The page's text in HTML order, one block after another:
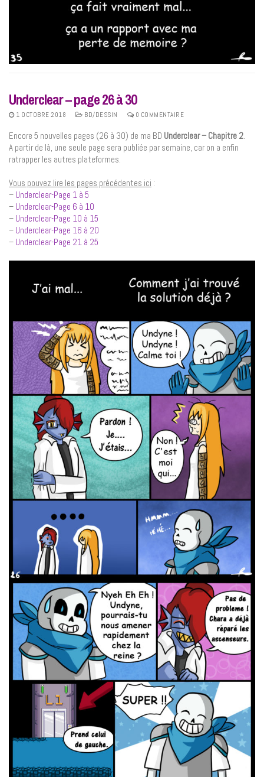
Underclear – page 26 à 30
1 OCTOBRE 2018 BD/DESSIN 0 COMMENTAIRE
Encore 5 nouvelles pages (26 à 30) de ma BD Underclear – Chapitre 2
A partir de là, une seule page sera publiée par semaine, car on a enfin
ratrapper les autres plateformes.
Vous pouvez lire les pages précédentes ici :
– Underclear-Page 1 à 5
– Underclear-Page 6 à 10
– Underclear-Page 10 à 15
– Underclear-Page 16 à 20
– Underclear-Page 21 à 25